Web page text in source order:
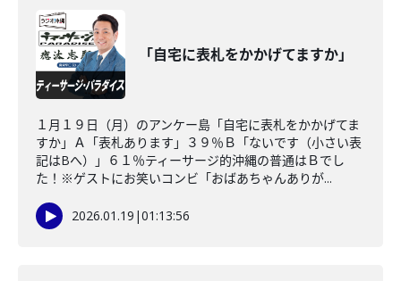
「自宅に表札をかかげてますか」
１月１９日（月）のアンケー島「自宅に表札をかかげてま
すか」Ａ「表札あります」３９％Ｂ「ないです（小さい表
記はBへ）」６１％ティーサージ的沖縄の普通はＢでし
た！※ゲストにお笑いコンビ「おばあちゃんありが...
2026.01.19 |01:13:56